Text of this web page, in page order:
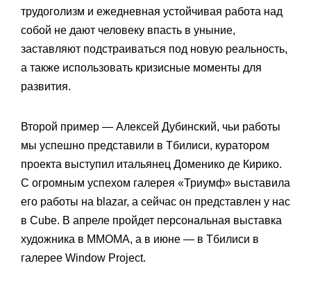
трудоголизм и ежедневная устойчивая работа над
собой не дают человеку впасть в уныние,
заставляют подстраиваться под новую реальность,
а также использовать кризисные моменты для
развития.
Второй пример — Алексей Дубинский, чьи работы
мы успешно представили в Тбилиси, куратором
проекта выступил итальянец Доменико де Кирико.
С огромным успехом галерея «Триумф» выставила
его работы на blazar, а сейчас он представлен у нас
в Cube. В апреле пройдет персональная выставка
художника в ММОМА, а в июне — в Тбилиси в
галерее Window Project.